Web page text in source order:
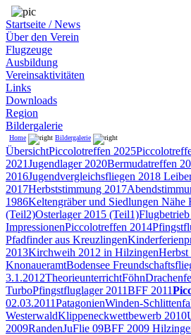
Startseite / News
Über den Verein
Flugzeuge
Ausbildung
Vereinsaktivitäten
Links
Downloads
Region
Bildergalerie
Home Bildergalerie
ÜbersichtPiccolotreffen 2025
2021Jugendlager 2020Bermudatreffen
2016Jugendvergleichsfliegen 2018
2017Herbststimmung 2017
1986Keltengräber und Siedlungen Nähe
(Teil2)Osterlager 2015 (Teil1)
ImpressionenPiccolotreffen 2014
Pfadfinder aus Kreuzlingen
2013Kirchweih 2012 in HilzingenHerbst
KnonaueramtBodensee
3.1.2012TheorieunterrichtFöhn
TurboPfingstfluglager 2011BFF 2011
02.03.2011PatagonienWinden-
WesterwaldKlippeneckwettbewerb 2010
2009RandenJuFlie 09BFF 2009